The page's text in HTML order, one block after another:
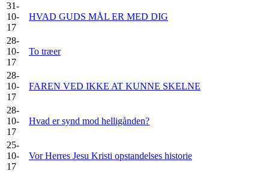
31-
10-
17
HVAD GUDS MÅL ER MED DIG
28-
10-
17
To træer
28-
10-
17
FAREN VED IKKE AT KUNNE SKELNE
28-
10-
17
Hvad er synd mod helligånden?
25-
10-
17
Vor Herres Jesu Kristi opstandelses historie